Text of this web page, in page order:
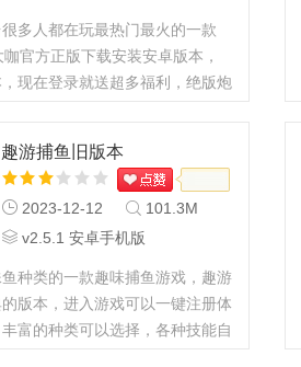
多人都在玩最热门最火的一款
官方正版下载安装安卓版本，
现在登录就送超多福利，绝版炮
趣游捕鱼旧版本
2023-12-12
101.3M
v2.5.1 安卓手机版
种类的一款趣味捕鱼游戏，趣游
版本，进入游戏可以一键注册体
富的种类可以选择，各种技能自